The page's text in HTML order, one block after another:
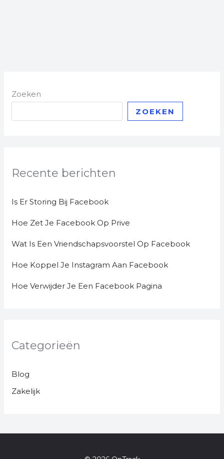
Zoeken
ZOEKEN
Recente berichten
Is Er Storing Bij Facebook
Hoe Zet Je Facebook Op Prive
Wat Is Een Vriendschapsvoorstel Op Facebook
Hoe Koppel Je Instagram Aan Facebook
Hoe Verwijder Je Een Facebook Pagina
Categorieën
Blog
Zakelijk